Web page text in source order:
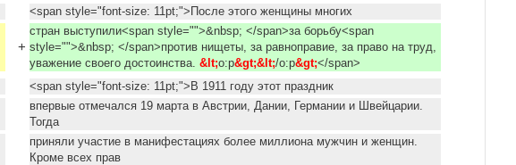
<span style="font-size: 11pt;">После этого женщины многих
+
стран выступили<span style="">&nbsp; </span>за борьбу<span
style="">&nbsp; </span>против нищеты, за равноправие, за право на труд,
уважение своего достоинства. &lt;o:p&gt;&lt;/o:p&gt;</span>
<span style="font-size: 11pt;">В 1911 году этот праздник
впервые отмечался 19 марта в Австрии, Дании, Германии и Швейцарии.
Тогда
приняли участие в манифестациях более миллиона мужчин и женщин.
Кроме всех прав